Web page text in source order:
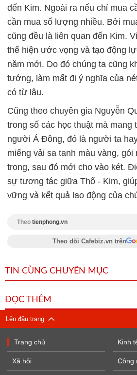
đến Kim. Ngoài ra nếu chỉ mua
cần mua số lượng nhiều. Bởi
cũng đều là liên quan đến Kim.
thể hiện ước vọng và tạo động
năm mới. Do đó chúng ta cũng
tướng, làm mất đi ý nghĩa của
có từ lâu.
Cũng theo chuyên gia Nguyễn
trong số các học thuật mà mang
người Á Đông, đó là người ta
miếng vải sa tanh màu vàng, gói
trong, sau đó mới cho vào két.
sự tương tác giữa Thổ - Kim,
vững và kết quả lao động của
Theo tienphong.vn
Theo dõi Cafebiz.vn trên
TIN CÙNG CHUYÊN MỤC
ĐỌC THÊM
Lên đầu trang
Trang chủ
Xã hội
Kinh
Công